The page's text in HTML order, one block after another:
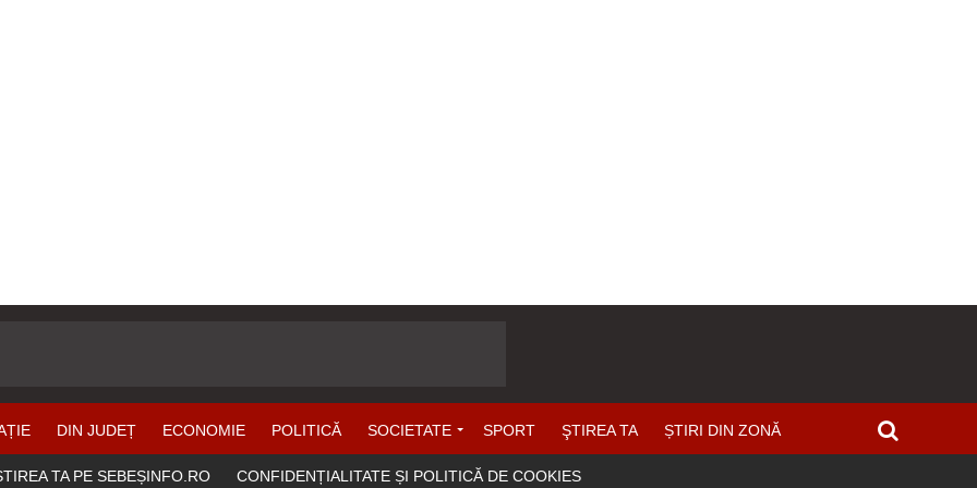
DIN JUDEȚ ECONOMIE POLITICĂ SOCIETATE SPORT ŞTIREA TA ȘTIRI DIN ZONĂ
TA PE SEBEȘINFO.RO CONFIDENȚIALITATE ȘI POLITICĂ DE COOKIES